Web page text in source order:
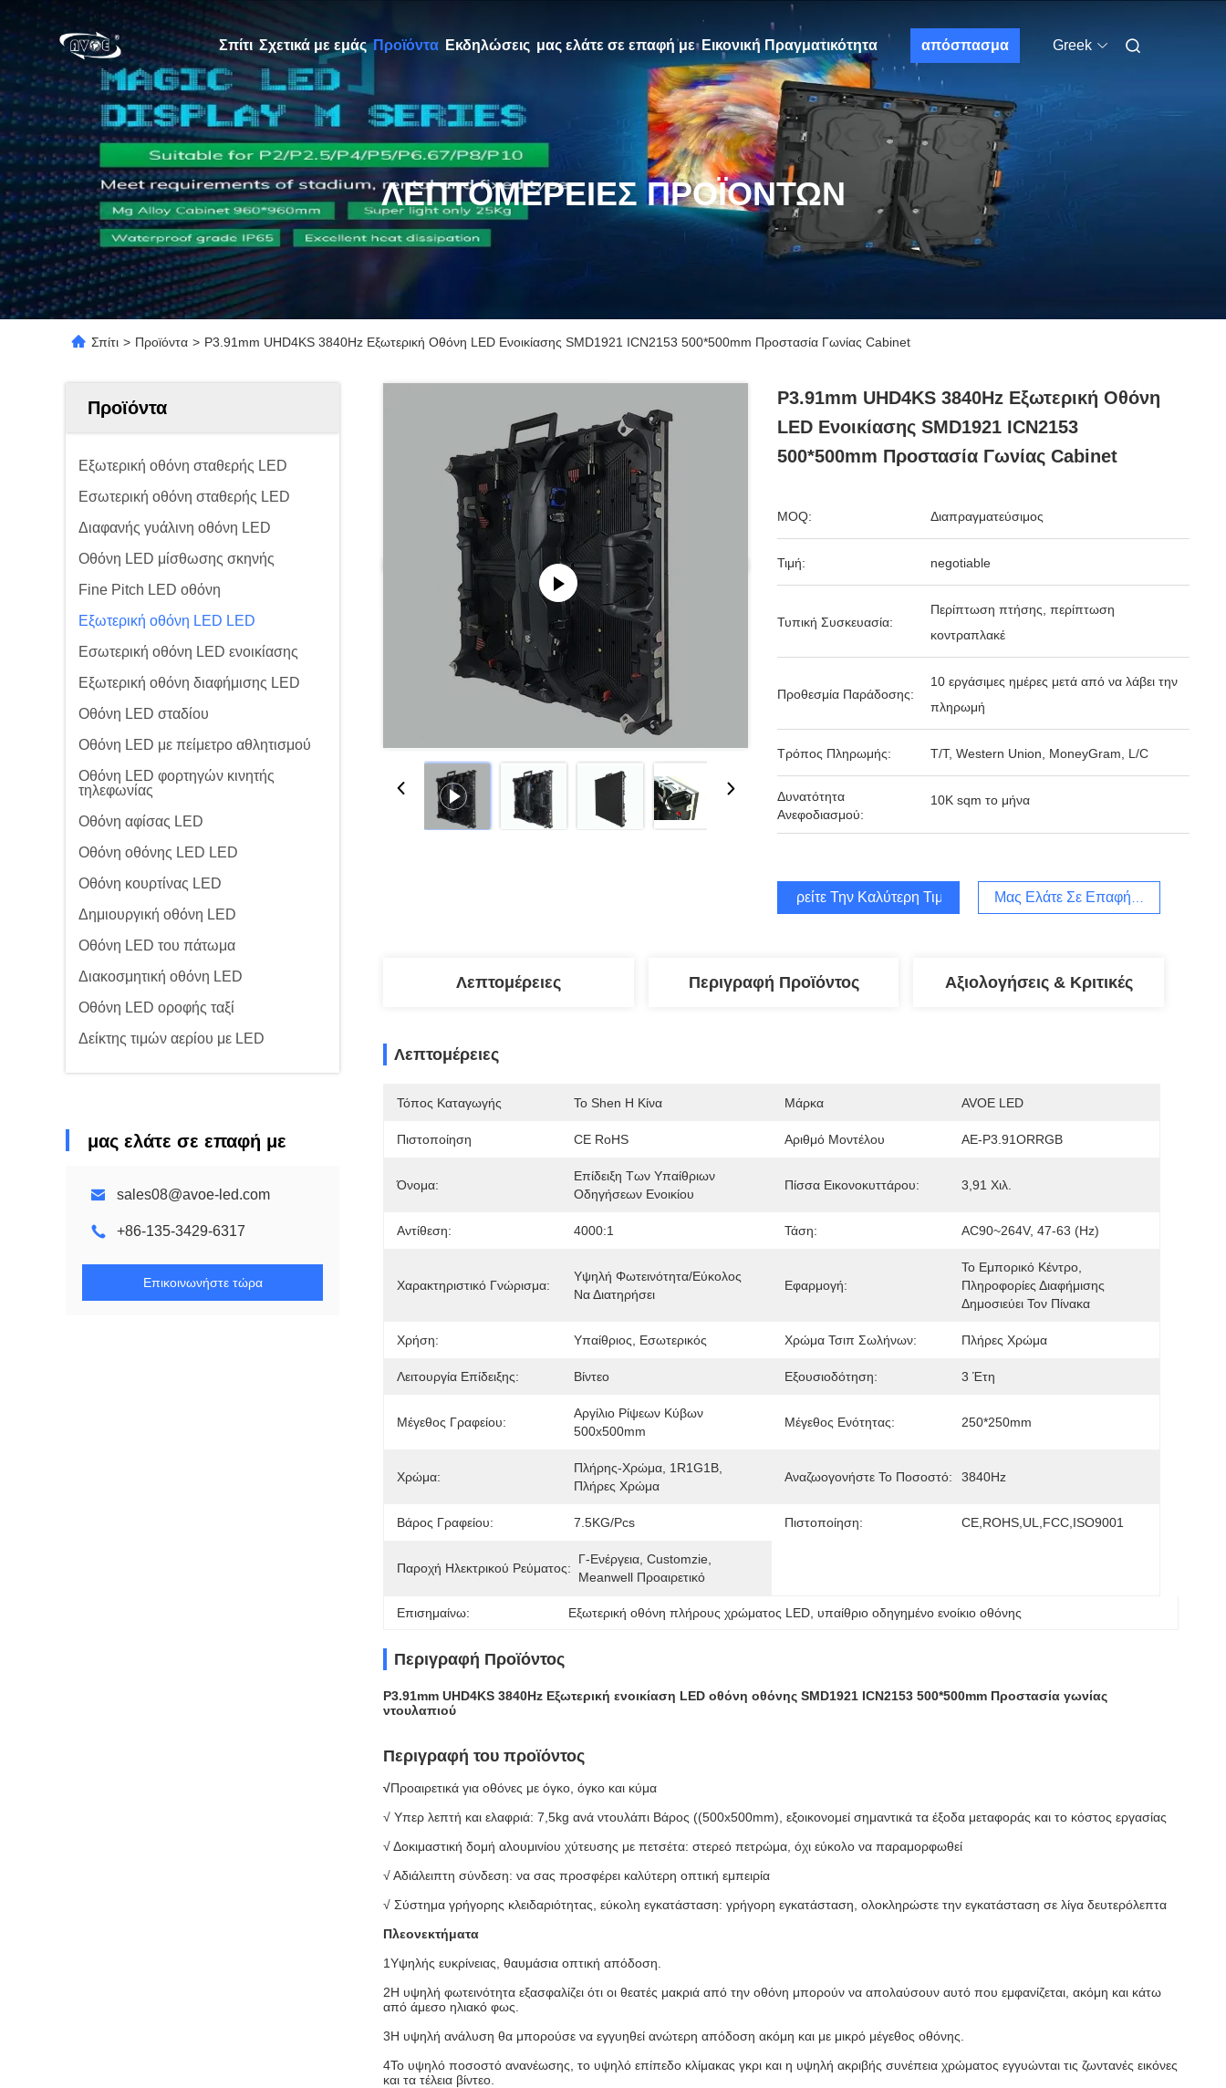
Σπίτι Σχετικά με εμάς Προϊόντα Εκδηλώσεις μας ελάτε σε επαφή με Εικονική Πραγματικότητα απόσπασμα Greek
ΛΕΠΤΟΜΈΡΕΙΕΣ ΠΡΟΪΌΝΤΩΝ
Σπίτι > Προϊόντα > P3.91mm UHD4KS 3840Hz Εξωτερική Οθόνη LED Ενοικίασης SMD1921 ICN2153 500*500mm Προστασία Γωνίας Cabinet
Προϊόντα
Εξωτερική οθόνη σταθερής LED
Εσωτερική οθόνη σταθερής LED
Διαφανής γυάλινη οθόνη LED
Οθόνη LED μίσθωσης σκηνής
Fine Pitch LED οθόνη
Εξωτερική οθόνη LED LED
Εσωτερική οθόνη LED ενοικίασης
Εξωτερική οθόνη διαφήμισης LED
Οθόνη LED σταδίου
Οθόνη LED με πείμετρο αθλητισμού
Οθόνη LED φορτηγών κινητής
τηλεφωνίας
Οθόνη αφίσας LED
Οθόνη οθόνης LED LED
Οθόνη κουρτίνας LED
Δημιουργική οθόνη LED
Οθόνη LED του πάτωμα
Διακοσμητική οθόνη LED
Οθόνη LED οροφής ταξί
Δείκτης τιμών αερίου με LED
μας ελάτε σε επαφή με
sales08@avoe-led.com
+86-135-3429-6317
Επικοινωνήστε τώρα
P3.91mm UHD4KS 3840Hz Εξωτερική Οθόνη
LED Ενοικίασης SMD1921 ICN2153
500*500mm Προστασία Γωνίας Cabinet
MOQ: Διαπραγματεύσιμος
Τιμή: negotiable
Τυπική Συσκευασία:
Περίπτωση πτήσης, περίπτωση
κοντραπλακέ
Προθεσμία Παράδοσης:
10 εργάσιμες ημέρες μετά από να λάβει την
πληρωμή
Τρόπος Πληρωμής: T/T, Western Union, MoneyGram, L/C
Δυνατότητα
Ανεφοδιασμού:
10K sqm το μήνα
Βρείτε Την Καλύτερη Τιμή Μας Ελάτε Σε Επαφή Με
Λεπτομέρειες Περιγραφή Προϊόντος Αξιολογήσεις & Κριτικές
Λεπτομέρειες
Τόπος Καταγωγής Το Shen Η Κίνα Μάρκα AVOE LED
Πιστοποίηση CE RoHS Αριθμό Μοντέλου AE-P3.91ORRGB
Όνομα:
Επίδειξη Των Υπαίθριων
Οδηγήσεων Ενοικίου
Πίσσα Εικονοκυττάρου: 3,91 Χιλ.
Αντίθεση: 4000:1 Τάση: AC90~264V, 47-63 (Hz)
Χαρακτηριστικό Γνώρισμα:
Υψηλή Φωτεινότητα/εύκολος
Να Διατηρήσει
Εφαρμογή:
Το Εμπορικό Κέντρο,
Πληροφορίες Διαφήμισης
Δημοσιεύει Τον Πίνακα
Χρήση: Υπαίθριος, Εσωτερικός Χρώμα Τσιπ Σωλήνων: Πλήρες Χρώμα
Λειτουργία Επίδειξης: Βίντεο Εξουσιοδότηση: 3 Έτη
Μέγεθος Γραφείου:
Αργίλιο Ρίψεων Κύβων
500x500mm
Μέγεθος Ενότητας: 250*250mm
Χρώμα:
Πλήρης-Χρώμα, 1R1G1B,
Πλήρες Χρώμα
Αναζωογονήστε Το Ποσοστό: 3840Hz
Βάρος Γραφείου: 7.5KG/pcs Πιστοποίηση: CE,ROHS,UL,FCC,ISO9001
Παροχή Ηλεκτρικού Ρεύματος:
Γ-Ενέργεια, Customzie,
Meanwell Προαιρετικό
Επισημαίνω: Εξωτερική οθόνη πλήρους χρώματος LED υπαίθριο οδηγημένο ενοίκιο οθόνης
Περιγραφή Προϊόντος
P3.91mm UHD4KS 3840Hz Εξωτερική ενοικίαση LED οθόνη οθόνης SMD1921 ICN2153 500*500mm Προστασία γωνίας
ντουλαπιού
Περιγραφή του προϊόντος
√Προαιρετικά για οθόνες με όγκο, όγκο και κύμα
√ Υπερ λεπτή και ελαφριά: 7,5kg ανά ντουλάπι Βάρος ((500x500mm), εξοικονομεί σημαντικά τα έξοδα μεταφοράς και το κόστος εργασίας
√ Δοκιμαστική δομή αλουμινίου χύτευσης με πετσέτα: στερεό πετρώμα, όχι εύκολο να παραμορφωθεί
√ Αδιάλειπτη σύνδεση: να σας προσφέρει καλύτερη οπτική εμπειρία
√ Σύστημα γρήγορης κλειδαριότητας, εύκολη εγκατάσταση: γρήγορη εγκατάσταση, ολοκληρώστε την εγκατάσταση σε λίγα δευτερόλεπτα
Πλεονεκτήματα
1Υψηλής ευκρίνειας, θαυμάσια οπτική απόδοση.
2Η υψηλή φωτεινότητα εξασφαλίζει ότι οι θεατές μακριά από την οθόνη μπορούν να απολαύσουν αυτό που εμφανίζεται, ακόμη και κάτω
από άμεσο ηλιακό φως.
3Η υψηλή ανάλυση θα μπορούσε να εγγυηθεί ανώτερη απόδοση ακόμη και με μικρό μέγεθος οθόνης.
4Το υψηλό ποσοστό ανανέωσης, το υψηλό επίπεδο κλίμακας γκρι και η υψηλή ακριβής συνέπεια χρώματος εγγυώνται τις ζωντανές εικόνες
και τα τέλεια βίντεο.